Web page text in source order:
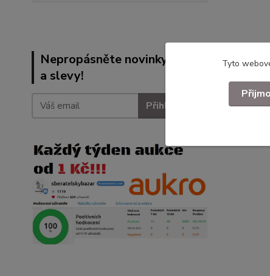
Nepropásněte novinky, akce
a slevy!
Přihlásit se
Tyto